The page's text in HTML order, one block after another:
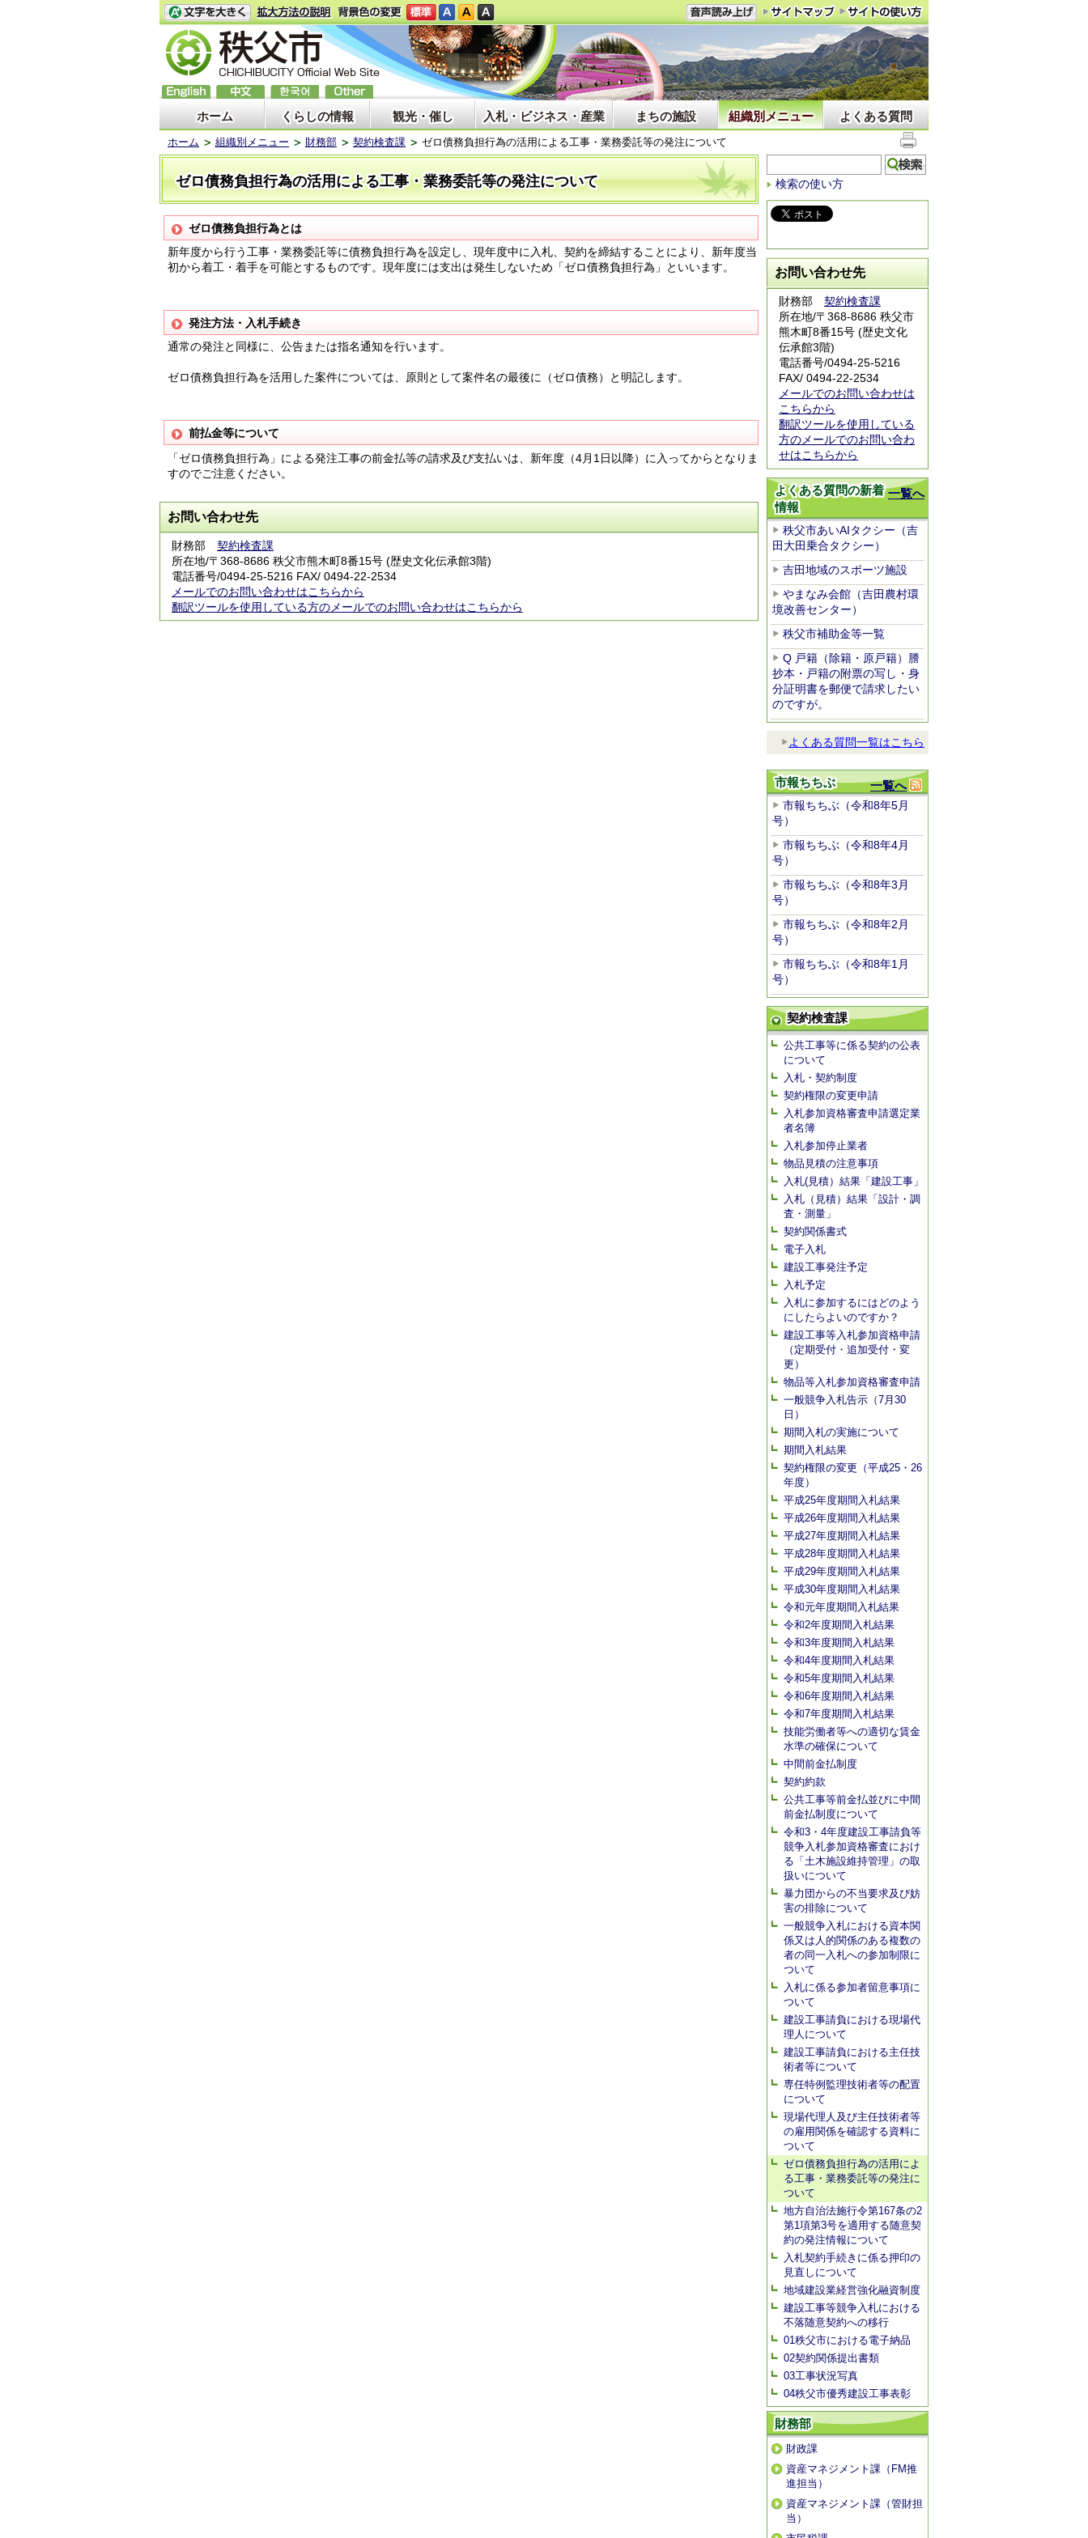
ホーム くらしの情報 観光・催し 入札・ビジネス・産業 まちの施設 組織別メニュー よくある質問
ホーム 組織別メニュー 財務部 契約検査課 ゼロ債務負担行為の活用による工事・業務委託等の発注について
ゼロ債務負担行為の活用による工事・業務委託等の発注について
ゼロ債務負担行為とは
新年度から行う工事・業務委託等に債務負担行為を設定し、現年度中に入札、契約を締結することにより、新年度当
初から着工・着手を可能とするものです。現年度には支出は発生しないため「ゼロ債務負担行為」といいます。
発注方法・入札手続き
通常の発注と同様に、公告または指名通知を行います。
ゼロ債務負担行為を活用した案件については、原則として案件名の最後に（ゼロ債務）と明記します。
前払金等について
「ゼロ債務負担行為」による発注工事の前金払等の請求及び支払いは、新年度（4月1日以降）に入ってからとなりま
すのでご注意ください。
お問い合わせ先
財務部 契約検査課
所在地/〒368-8686 秩父市熊木町8番15号 (歴史文化伝承館3階)
電話番号/0494-25-5216 FAX/ 0494-22-2534
メールでのお問い合わせはこちらから
翻訳ツールを使用している方のメールでのお問い合わせはこちらから
検索の使い方
お問い合わせ先
財務部 契約検査課
所在地/〒368-8686 秩父市
熊木町8番15号 (歴史文化
伝承館3階)
電話番号/0494-25-5216
FAX/ 0494-22-2534
メールでのお問い合わせは
こちらから
翻訳ツールを使用している
方のメールでのお問い合わ
せはこちらから
一覧へ
よくある質問の新着
情報
秩父市あいAIタクシー（吉
田大田乗合タクシー）
吉田地域のスポーツ施設
やまなみ会館（吉田農村環
境改善センター）
秩父市補助金等一覧
Q 戸籍（除籍・原戸籍）謄
抄本・戸籍の附票の写し・身
分証明書を郵便で請求したい
のですが。
よくある質問一覧はこちら
一覧へ
市報ちちぶ
市報ちちぶ（令和8年5月
号）
市報ちちぶ（令和8年4月
号）
市報ちちぶ（令和8年3月
号）
市報ちちぶ（令和8年2月
号）
市報ちちぶ（令和8年1月
号）
契約検査課
公共工事等に係る契約の公表
について
入札・契約制度
契約権限の変更申請
入札参加資格審査申請選定業
者名簿
入札参加停止業者
物品見積の注意事項
入札(見積）結果「建設工事」
入札（見積）結果「設計・調
査・測量」
契約関係書式
電子入札
建設工事発注予定
入札予定
入札に参加するにはどのよう
にしたらよいのですか？
建設工事等入札参加資格申請
（定期受付・追加受付・変
更）
物品等入札参加資格審査申請
一般競争入札告示（7月30
日）
期間入札の実施について
期間入札結果
契約権限の変更（平成25・26
年度）
平成25年度期間入札結果
平成26年度期間入札結果
平成27年度期間入札結果
平成28年度期間入札結果
平成29年度期間入札結果
平成30年度期間入札結果
令和元年度期間入札結果
令和2年度期間入札結果
令和3年度期間入札結果
令和4年度期間入札結果
令和5年度期間入札結果
令和6年度期間入札結果
令和7年度期間入札結果
技能労働者等への適切な賃金
水準の確保について
中間前金払制度
契約約款
公共工事等前金払並びに中間
前金払制度について
令和3・4年度建設工事請負等
競争入札参加資格審査におけ
る「土木施設維持管理」の取
扱いについて
暴力団からの不当要求及び妨
害の排除について
一般競争入札における資本関
係又は人的関係のある複数の
者の同一入札への参加制限に
ついて
入札に係る参加者留意事項に
ついて
建設工事請負における現場代
理人について
建設工事請負における主任技
術者等について
専任特例監理技術者等の配置
について
現場代理人及び主任技術者等
の雇用関係を確認する資料に
ついて
ゼロ債務負担行為の活用によ
る工事・業務委託等の発注に
ついて
地方自治法施行令第167条の2
第1項第3号を適用する随意契
約の発注情報について
入札契約手続きに係る押印の
見直しについて
地域建設業経営強化融資制度
建設工事等競争入札における
不落随意契約への移行
01秩父市における電子納品
02契約関係提出書類
03工事状況写真
04秩父市優秀建設工事表彰
財務部
財政課
資産マネジメント課（FM推
進担当）
資産マネジメント課（管財担
当）